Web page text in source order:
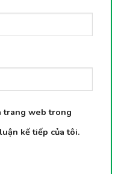
trang web trong
kế tiếp của tôi.